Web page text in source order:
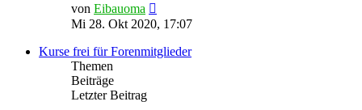
von Eibauoma
Beitrag
Mi 28. Okt 2020, 17:07
Kurse frei für Forenmitglieder
Themen
Beiträge
Letzter Beitrag